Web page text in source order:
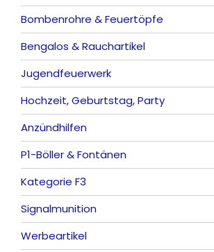
China-Böller
Knaller / Kanonenschläge
Reibkopfknaller
Frösche, Pfeiffer
Alle anzeigen
Vulkane
Fontänen
Sonnen
Feuervögel
Römische Lichter
Bombenrohre & Feuertöpfe
Alle anzeigen
Mit Rumms
Bezaubernde Effekte
Bengalos & Rauchartikel
Alle anzeigen
Bengalos
Rauchartikel
Jugendfeuerwerk
Alle anzeigen
Hochzeit, Geburtstag, Party
Alle anzeigen
Feuerschriften
Indoor-Fontänen
Herz- und Konfetti-Shooter
Wunderkerzen, Fackeln
Anzündhilfen
Alle anzeigen
P1-Böller & Fontänen
Alle anzeigen
Kategorie F3
Alle anzeigen
Signalmunition
Alle anzeigen
Werbeartikel